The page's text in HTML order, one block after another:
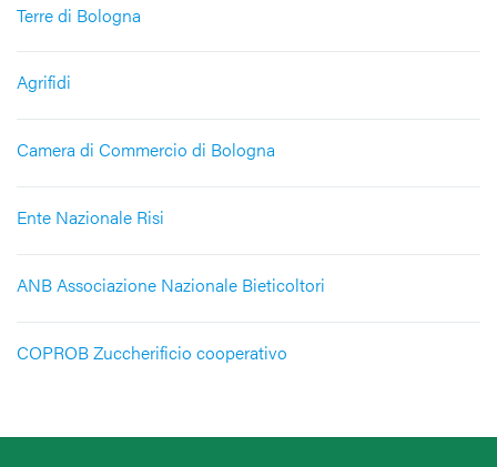
Terre di Bologna
Agrifidi
Camera di Commercio di Bologna
Ente Nazionale Risi
ANB Associazione Nazionale Bieticoltori
COPROB Zuccherificio cooperativo